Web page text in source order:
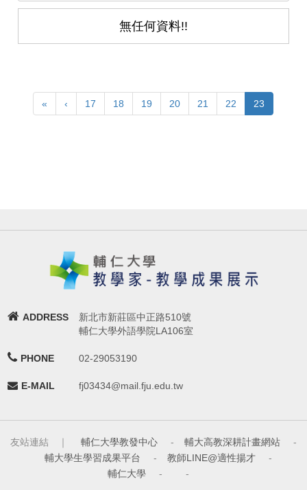
無任何資料!!
« ‹ 17 18 19 20 21 22 23
ADDRESS
新北市新莊區中正路510號
輔仁大學外語學院LA106室
PHONE 02-29053190
E-MAIL fj03434@mail.fju.edu.tw
友站連結 ｜ 輔仁大學教發中心 - 輔大高教深耕計畫網站
-
輔大學生學習成果平台
- 教師LINE@適性揚才
-
輔仁大學
- -